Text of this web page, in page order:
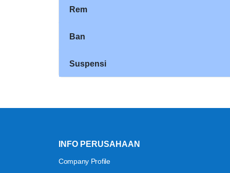
Rem
Ban
Suspensi
INFO PERUSAHAAN
Company Profile